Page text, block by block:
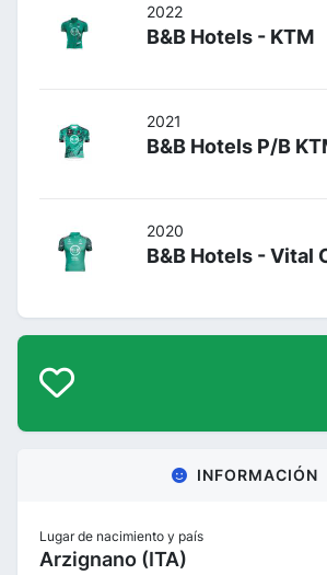
2022
B&B Hotels - KTM
2021
B&B Hotels P/B
2020
B&B Hotels - Vital
INFORMACIÓN
Lugar de nacimiento y país
Arzignano (ITA)